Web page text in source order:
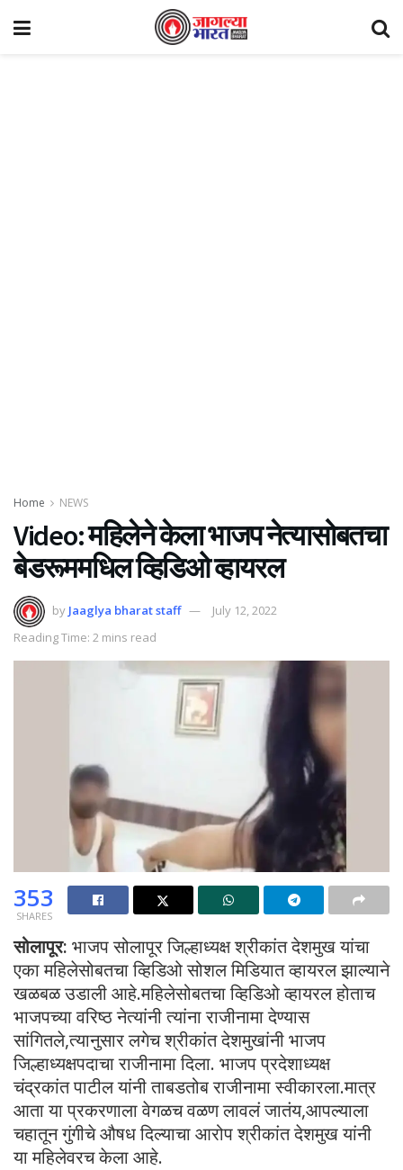
Home NEWS
Video: महिलेने केला भाजप नेत्यासोबतचा
बेडरूममधिल व्हिडिओ व्हायरल
by Jaaglya bharat staff
July 12, 2022
Reading Time: 2 mins read
353
SHARES
सोलापूर: भाजप सोलापूर जिल्हाध्यक्ष श्रीकांत देशमुख यांचा
एका महिलेसोबतचा व्हिडिओ सोशल मिडियात व्हायरल झाल्याने
खळबळ उडाली आहे.महिलेसोबतचा व्हिडिओ व्हायरल होताच
भाजपच्या वरिष्ठ नेत्यांनी त्यांना राजीनामा देण्यास
सांगितले,त्यानुसार लगेच श्रीकांत देशमुखांनी भाजप
जिल्हाध्यक्षपदाचा राजीनामा दिला. भाजप प्रदेशाध्यक्ष
चंद्रकांत पाटील यांनी ताबडतोब राजीनामा स्वीकारला.मात्र
आता या प्रकरणाला वेगळच वळण लावलं जातंय,आपल्याला
चहातून गुंगीचे औषध दिल्याचा आरोप श्रीकांत देशमुख यांनी
या महिलेवरच केला आहे.